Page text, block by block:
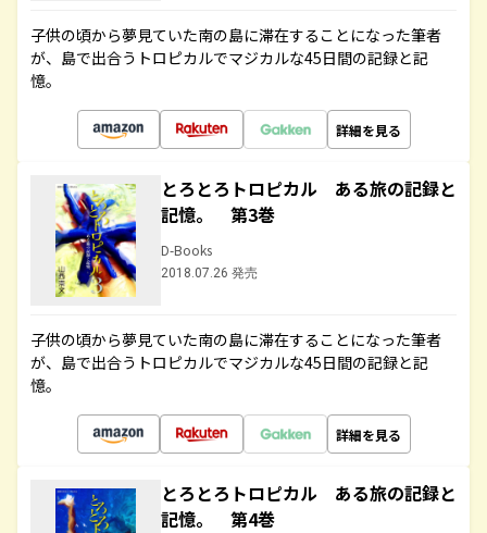
子供の頃から夢見ていた南の島に滞在することになった筆者
が、島で出合うトロピカルでマジカルな45日間の記録と記
憶。
詳細を見る
とろとろトロピカル ある旅の記録と
記憶。 第3巻
D-Books
2018.07.26 発売
子供の頃から夢見ていた南の島に滞在することになった筆者
が、島で出合うトロピカルでマジカルな45日間の記録と記
憶。
詳細を見る
とろとろトロピカル ある旅の記録と
記憶。 第4巻